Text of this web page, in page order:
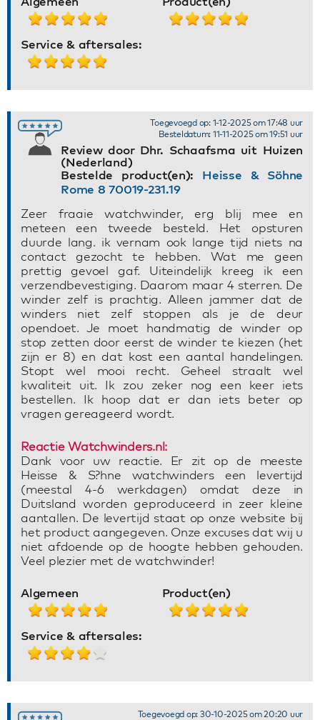
Service & aftersales:
Review door Dhr. Schaafsma uit Huizen
(Nederland)
Bestelde product(en): Heisse & Söhne
Rome 8 70019-231.19
Toegevoegd op: 1-12-2025 om 17:48 uur
Besteldatum: 11-11-2025 om 19:51 uur
Zeer fraaie watchwinder, erg blij mee en
meteen een tweede besteld. Het opsturen
duurde lang. ik vernam ook lange tijd niets na
contact gezocht te hebben. Wat me geen
prettig gevoel gaf. Uiteindelijk kreeg ik een
verzendbevestiging. Daarom maar 4 sterren. De
winder zelf is prachtig. Alleen jammer dat de
winders niet zelf stoppen als je de deur
opendoet. Je moet handmatig de winder op
stop zetten door eerst de winder te kiezen (het
zijn er 8) en dat kost een aantal handelingen.
Stopt wel mooi recht. Geheel straalt wel
kwaliteit uit. Ik zou zeker nog een keer iets
bestellen. Ik hoop dat er dan iets beter op
vragen gereageerd wordt.
Reactie Watchwinders.nl:
Dank voor uw reactie. Er zit op de meeste
Heisse & S?hne watchwinders een levertijd
(meestal 4-6 werkdagen) omdat deze in
Duitsland worden geproduceerd in zeer kleine
aantallen. De levertijd staat op onze website bij
het product aangegeven. Onze excuses dat wij u
niet afdoende op de hoogte hebben gehouden.
Veel plezier met de watchwinder!
Algemeen Product(en)
Service & aftersales:
Toegevoegd op: 30-10-2025 om 20:20 uur